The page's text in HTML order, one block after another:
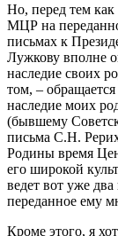
Но, перед тем как
МЦР на
письмах к
Лужкову вполне
наследие своих
том, –
наследие моих
(бывшему
письма С.Н.
Родины время
его широкой
ведет вот уже
переданное ему
Кроме этого, я